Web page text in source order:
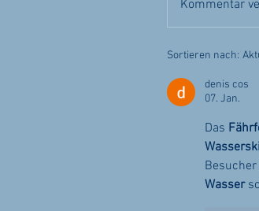
Kommentar
Sortieren nach:
denis cos
07. Jan.
Das
Wasser